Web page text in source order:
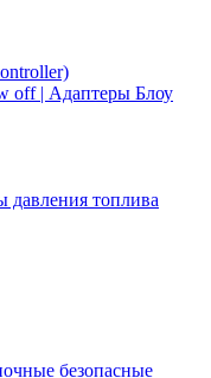
off | Адаптеры Блоу
давления топлива
безопасные